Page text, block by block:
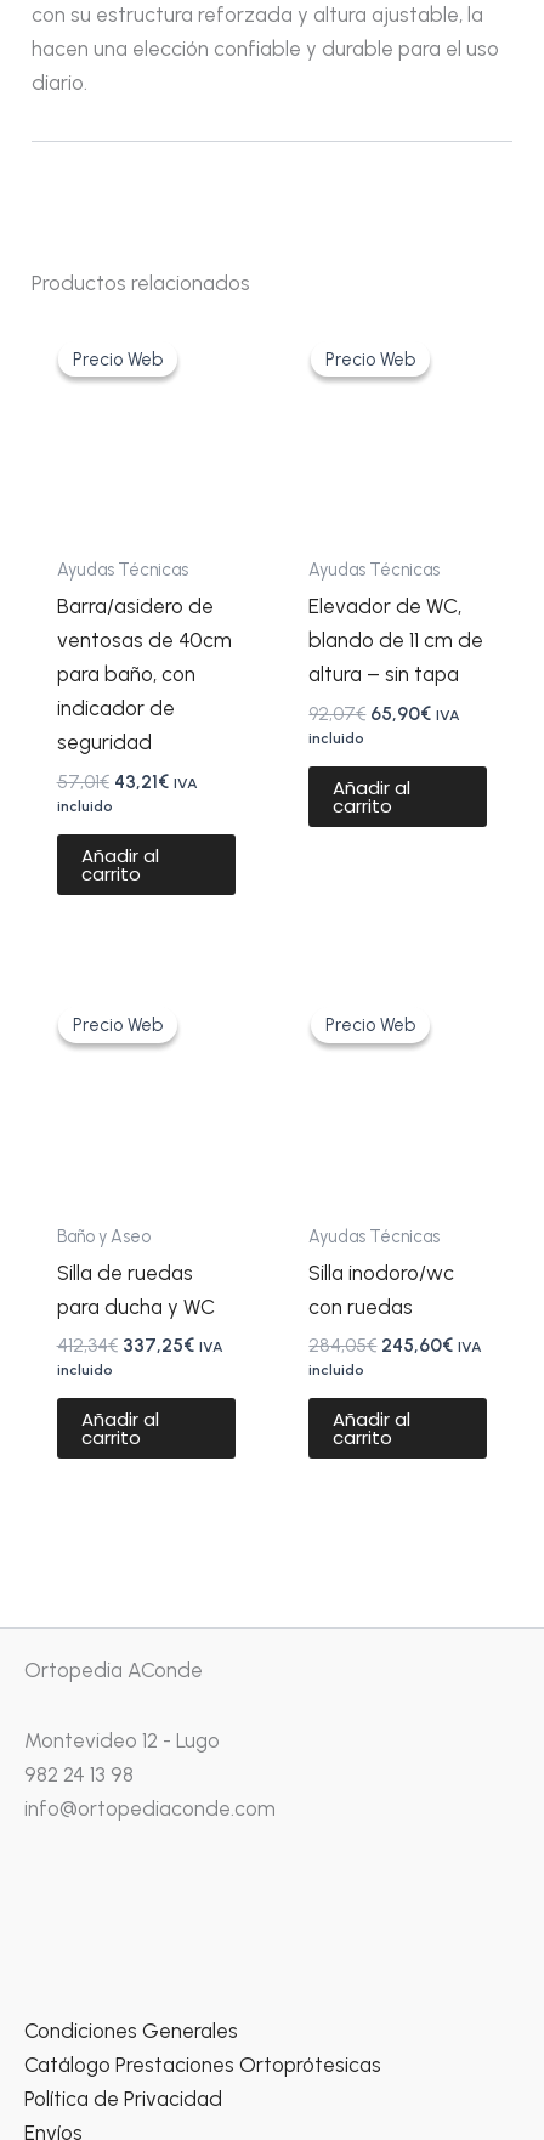
con su estructura reforzada y altura ajustable, la
hacen una elección confiable y durable para el uso
diario.
Productos relacionados
Precio Web
Precio Web
Ayudas Técnicas
Barra/asidero de
ventosas de 40cm
para baño, con
indicador de
seguridad
57,01€
precio
original
43,21€
actual
IVA
incluido
Añadir al
carrito
Precio Web
Precio Web
Ayudas Técnicas
Elevador de WC,
blando de 11 cm de
altura – sin tapa
92,07€
precio
original
65,90€
actual
IVA
incluido
Añadir al
carrito
Precio Web
Precio Web
Baño y Aseo
Silla de ruedas
para ducha y WC
412,34€
precio
original
337,25€ IVA
incluido
Añadir al
carrito
Precio Web
Precio Web
Ayudas Técnicas
Silla inodoro/wc
con ruedas
284,05€
precio
original
245,60€ IVA
incluido
Añadir al
carrito
Ortopedia AConde
Montevideo 12 - Lugo
982 24 13 98
info@ortopediaconde.com
Condiciones Generales
Catálogo Prestaciones Ortoprótesicas
Política de Privacidad
Envíos